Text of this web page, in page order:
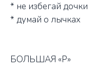
* не избегай дочки
* думай о лычках
БОЛЬШАЯ «Р»